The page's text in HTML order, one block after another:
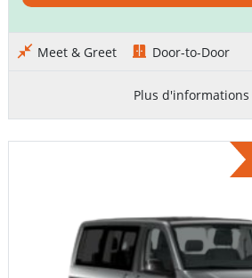
Meet & Greet Door-to-Door
Plus d'informations